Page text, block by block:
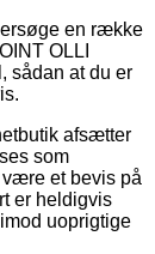
en række
OLLI
sådan at du er
afsætter
som
være et bevis på
er heldigvis
uoprigtige